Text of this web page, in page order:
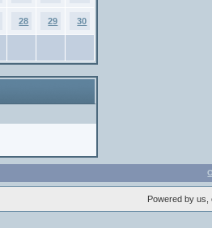
28 29 30
Powered by